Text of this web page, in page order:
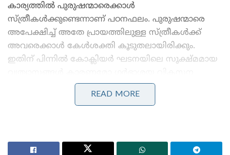
കാര്യത്തിൽ പുരുഷന്മാരെക്കാൾ
സ്ത്രീകൾക്കുണ്ടെന്നാണ് പഠനഫലം. പുരുഷന്മാരെ
അപേക്ഷിച്ച് അതേ പ്രായത്തിലുള്ള സ്ത്രീകൾക്ക്
അവരെക്കാൾ കേൾശക്തി കൂടുതലായിരിക്കും.
ഇതിന് പിന്നിൽ കോക്ലിയർ ഘടനയിലെ സൂക്ഷ്മമായ
സമയത്ത് ഹോർമോണുകളുമായി വ്യത്യസ്തമായി
സമ്പർക്കം പുലർത്തുന്നതു കൊണ്ടോ ആകാമെന്ന്
ഉസ്‌ബെക്കിസ്ഥാൻ എന്നീ അഞ്ച് വ്യത്യസ്ത
രാജ്യങ്ങളിൽ നിന്നുള്ള 13 വിവിധ ഗ്രൂപ്പുകളിൽ നിന്നും
READ MORE